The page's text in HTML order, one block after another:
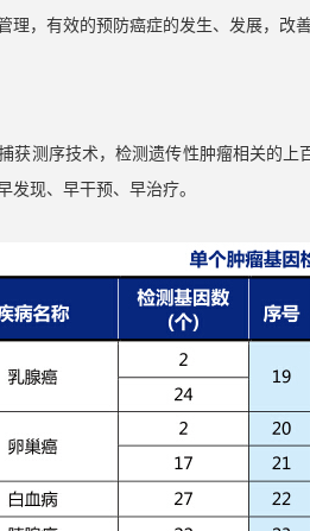
，有效的预防癌症的发生、发展，改
获测序技术，检测遗传性肿瘤相关的
现、早干预、早治疗。